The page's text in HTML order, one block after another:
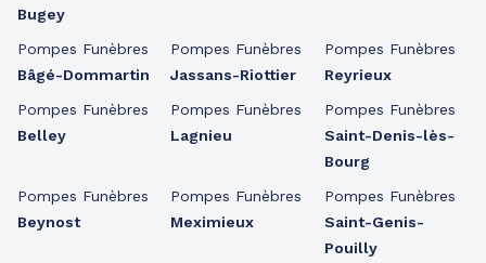
Bugey
Pompes Funèbres
Bâgé-Dommartin
Pompes Funèbres
Belley
Pompes Funèbres
Beynost
Pompes Funèbres
Jassans-Riottier
Pompes Funèbres
Lagnieu
Pompes Funèbres
Meximieux
Pompes Funèbres
Reyrieux
Pompes Funèbres
Saint-Denis-lès-
Bourg
Pompes Funèbres
Saint-Genis-
Pouilly